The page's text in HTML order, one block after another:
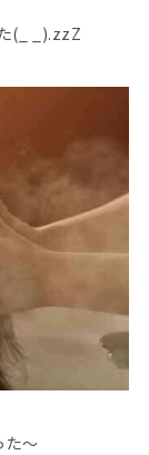
(_ _).zzZ
た〜